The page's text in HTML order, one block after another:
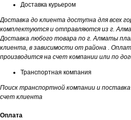
Доставка курьером
Доставка до клиента доступна для всех
комплектуются и отправляются из г.
Доставка любого товара по г. Алматы
клиента, в зависимости от района .
производится на счет компании или по
Транспортная компания
Поиск транспортной компании и
счет клиента
Оплата